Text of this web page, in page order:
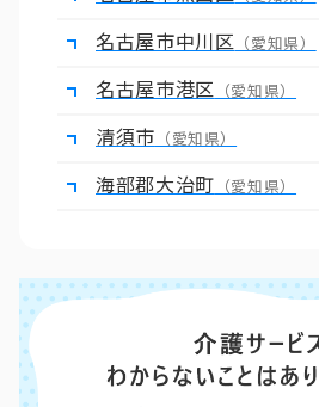
名古屋市中川区 （愛知県）
名古屋市港区 （愛知県）
清須市 （愛知県）
海部郡大治町 （愛知県）